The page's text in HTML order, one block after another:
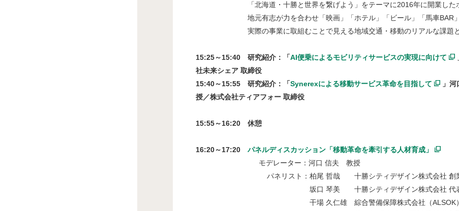
「北海道・十勝と世界を繋げよう」をテーマに2016年に開業したホテ
地元有志が力を合わせ「映画」「ホテル」「ビール」「馬車BAR」な
実際の事業に取組むことで見える地域交通・移動のリアルな課題と可
15:25～15:40 研究紹介：「AI便乗によるモビリティサービスの実現に向けて
社未来シェア 取締役
15:40～15:55 研究紹介：「Synerexによる移動サービス革命を目指して
」
授／株式会社ティアフォー 取締役
15:55～16:20 休憩
16:20～17:20 パネルディスカッション「移動革命を牽引する人材育成」
モデレーター：河口 信夫 教授
パネリスト：柏尾 哲哉 十勝シティデザイン株式会社 創
坂口 琴美 十勝シティデザイン株式会社 代表
干場 久仁雄 綜合警備保障株式会社（ALSOK）営業総括